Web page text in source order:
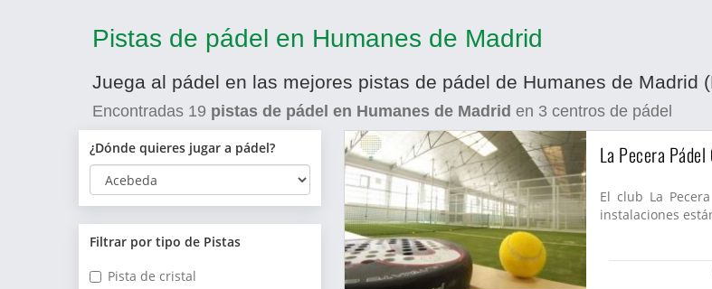
Pistas de pádel en Humanes de Madrid
Juega al pádel en las mejores pistas de pádel de Humanes de Madrid
Encontradas 19 pistas de pádel en Humanes de Madrid en 3 centros de pádel
¿Dónde quieres jugar a pádel?
Filtrar por tipo de Pistas
Pista de cristal
La Pecera Pádel
El club La
instalaciones